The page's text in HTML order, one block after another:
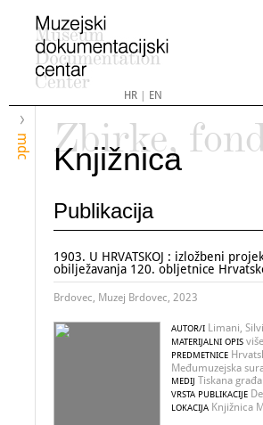
HR| EN
mdc
Zbirke,
Knjižnica
Publikacija
1903. U HRVATSKOJ : izložbeni
obilježavanja 120. obljetnice
Brdovec, Muzej Brdovec, 2023
AUTOR/I Limani,
MATERIJALNI OPIS
PREDMETNICE
Međumuzejska
MEDIJ Tiskana građa
VRSTA PUBLIKACIJE
LOKACIJA Knjižnica